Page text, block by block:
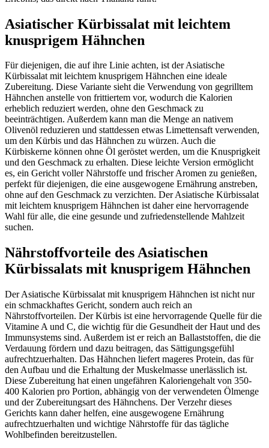
Asiatischer Kürbissalat mit leichtem
knusprigem Hähnchen
Für diejenigen, die auf ihre Linie achten, ist der Asiatische
Kürbissalat mit leichtem knusprigem Hähnchen eine ideale
Zubereitung. Diese Variante sieht die Verwendung von gegrilltem
Hähnchen anstelle von frittiertem vor, wodurch die Kalorien
erheblich reduziert werden, ohne den Geschmack zu
beeinträchtigen. Außerdem kann man die Menge an nativem
Olivenöl reduzieren und stattdessen etwas Limettensaft verwenden,
um den Kürbis und das Hähnchen zu würzen. Auch die
Kürbiskerne können ohne Öl geröstet werden, um die Knusprigkeit
und den Geschmack zu erhalten. Diese leichte Version ermöglicht
es, ein Gericht voller Nährstoffe und frischer Aromen zu genießen,
perfekt für diejenigen, die eine ausgewogene Ernährung anstreben,
ohne auf den Geschmack zu verzichten. Der Asiatische Kürbissalat
mit leichtem knusprigem Hähnchen ist daher eine hervorragende
Wahl für alle, die eine gesunde und zufriedenstellende Mahlzeit
suchen.
Nährstoffvorteile des Asiatischen
Kürbissalats mit knusprigem Hähnchen
Der Asiatische Kürbissalat mit knusprigem Hähnchen ist nicht nur
ein schmackhaftes Gericht, sondern auch reich an
Nährstoffvorteilen. Der Kürbis ist eine hervorragende Quelle für die
Vitamine A und C, die wichtig für die Gesundheit der Haut und des
Immunsystems sind. Außerdem ist er reich an Ballaststoffen, die die
Verdauung fördern und dazu beitragen, das Sättigungsgefühl
aufrechtzuerhalten. Das Hähnchen liefert mageres Protein, das für
den Aufbau und die Erhaltung der Muskelmasse unerlässlich ist.
Diese Zubereitung hat einen ungefähren Kaloriengehalt von 350-
400 Kalorien pro Portion, abhängig von der verwendeten Ölmenge
und der Zubereitungsart des Hähnchens. Der Verzehr dieses
Gerichts kann daher helfen, eine ausgewogene Ernährung
aufrechtzuerhalten und wichtige Nährstoffe für das tägliche
Wohlbefinden bereitzustellen.